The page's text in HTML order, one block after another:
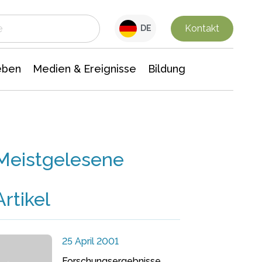
DE Kontakt
Medien & Ereignisse Bildung
25 April 2001